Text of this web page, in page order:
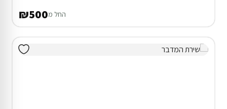
החל מ₪500